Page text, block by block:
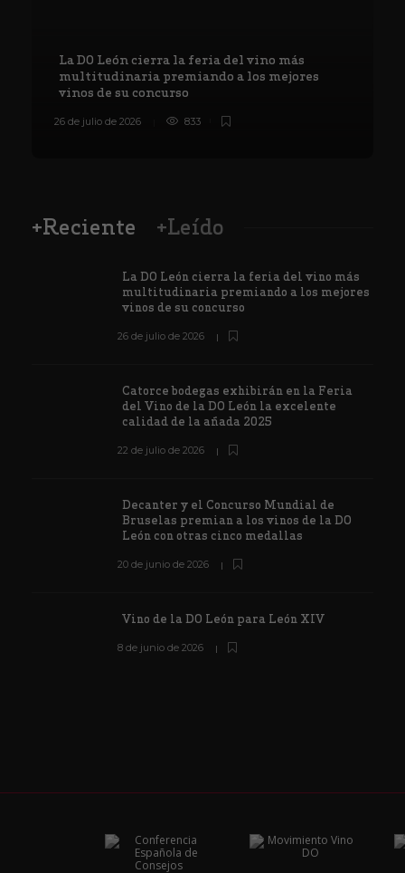
La DO León cierra la feria del vino más
multitudinaria premiando a los mejores
vinos de su concurso
26 de julio de 2026 833
+Reciente +Leído
La DO León cierra la feria del vino más
multitudinaria premiando a los mejores
vinos de su concurso
26 de julio de 2026
Catorce bodegas exhibirán en la Feria
del Vino de la DO León la excelente
calidad de la añada 2025
22 de julio de 2026
Decanter y el Concurso Mundial de
Bruselas premian a los vinos de la DO
León con otras cinco medallas
20 de junio de 2026
Vino de la DO León para León XIV
8 de junio de 2026